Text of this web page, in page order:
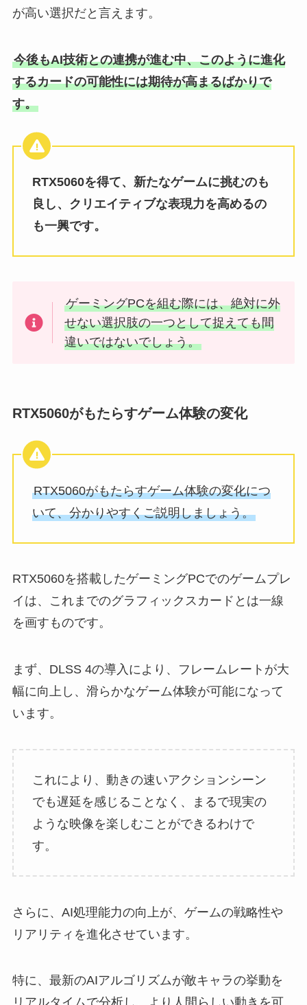
が高い選択だと言えます。
今後もAI技術との連携が進む中、このように進化
するカードの可能性には期待が高まるばかりで
す。
RTX5060を得て、新たなゲームに挑むのも
良し、クリエイティブな表現力を高めるの
も一興です。
ゲーミングPCを組む際には、絶対に外
せない選択肢の一つとして捉えても間
違いではないでしょう。
RTX5060がもたらすゲーム体験の変化
RTX5060がもたらすゲーム体験の変化につ
いて、分かりやすくご説明しましょう。
RTX5060を搭載したゲーミングPCでのゲームプレ
イは、これまでのグラフィックスカードとは一線
を画すものです。
まず、DLSS 4の導入により、フレームレートが大
幅に向上し、滑らかなゲーム体験が可能になって
います。
これにより、動きの速いアクションシーン
でも遅延を感じることなく、まるで現実の
ような映像を楽しむことができるわけで
す。
さらに、AI処理能力の向上が、ゲームの戦略性や
リアリティを進化させています。
特に、最新のAIアルゴリズムが敵キャラの挙動を